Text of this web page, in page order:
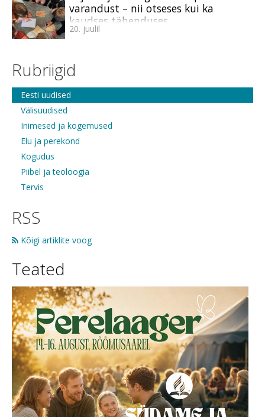
varandust – nii otseses kui ka
kaudses tähenduses
20. juulil
Rubriigid
Eesti uudised
Välisuudised
Inimesed ja kogemused
Elu ja perekond
Kogudus
Piibel ja teoloogia
Tervis
RSS
Kõigi artiklite voog
Teated